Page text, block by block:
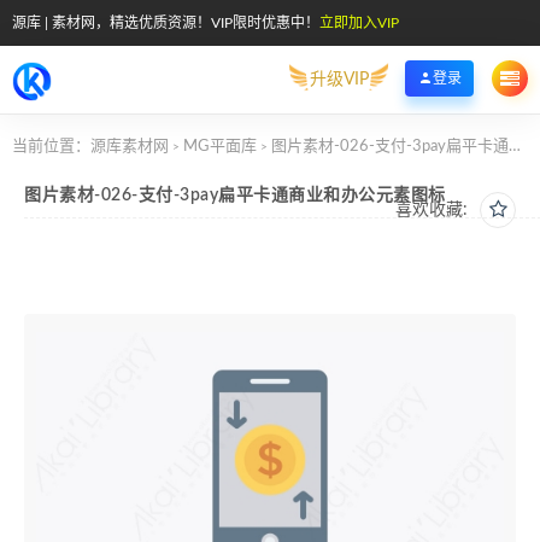
源库 | 素材网，精选优质资源！VIP限时优惠中！ 立即加入VIP
升级VIP 登录
当前位置： 源库素材网 > MG平面库 > 图片素材-026-支付-3pay扁平卡通商业和办公元素图标
喜欢收藏:
图片素材-026-支付-3pay扁平卡通商业和办公元素图标